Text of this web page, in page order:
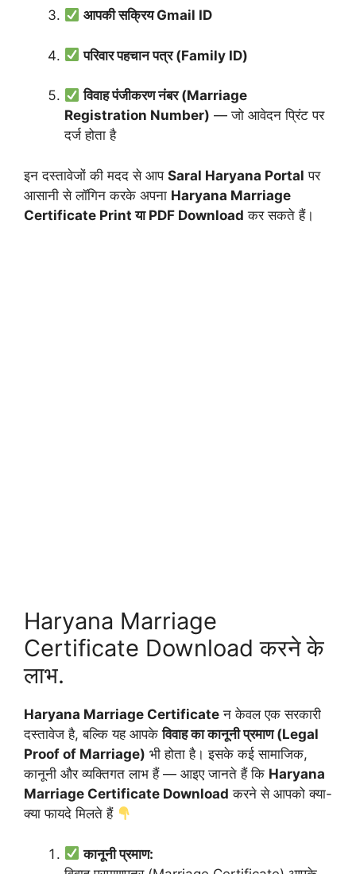
आपकी सक्रिय Gmail ID
परिवार पहचान पत्र (Family ID)
विवाह पंजीकरण नंबर (Marriage
Registration Number) — जो आवेदन प्रिंट पर
दर्ज होता है
इन दस्तावेजों की मदद से आप Saral Haryana Portal पर
आसानी से लॉगिन करके अपना Haryana Marriage
Certificate Print या PDF Download कर सकते हैं।
Haryana Marriage
Certificate Download करने के
लाभ.
Haryana Marriage Certificate न केवल एक सरकारी
दस्तावेज है, बल्कि यह आपकेविवाह का कानूनी प्रमाण (Legal
Proof of Marriage) भी होता है। इसके कई सामाजिक,
कानूनी और व्यक्तिगत लाभ हैं — आइए जानते हैं कि Haryana
Marriage Certificate Download करने से आपको क्या-
क्या फायदे मिलते हैं
कानूनी प्रमाण: